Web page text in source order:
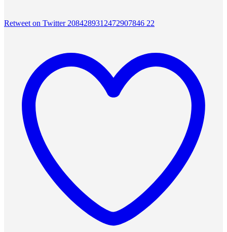
Retweet on Twitter 2084289312472907846 22